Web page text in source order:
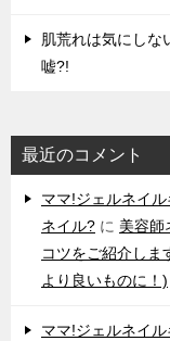
肌荒れは気にしな
嘘?!
最近のコメント
ママ!ジェルネイ
ネイル? に 美容師
コツをご紹介しま
より良いものに！)
ママ!ジェルネイ